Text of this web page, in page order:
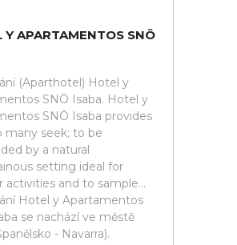
Y APARTAMENTOS SNÖ
(Aparthotel) Hotel y
SNÖ Isaba. Hotel y
SNÖ Isaba provides
many seek; to be
by a natural
setting ideal for
activities and to sample...
Hotel y Apartamentos
se nachází ve městě
- Navarra).